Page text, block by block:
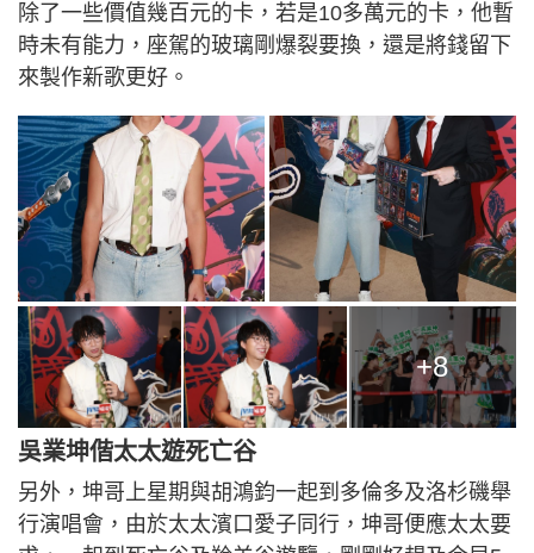
除了一些價值幾百元的卡，若是10多萬元的卡，他暫
時未有能力，座駕的玻璃剛爆裂要換，還是將錢留下
來製作新歌更好。
+8
吳業坤偕太太遊死亡谷
另外，坤哥上星期與胡鴻鈞一起到多倫多及洛杉磯舉
行演唱會，由於太太濱口愛子同行，坤哥便應太太要